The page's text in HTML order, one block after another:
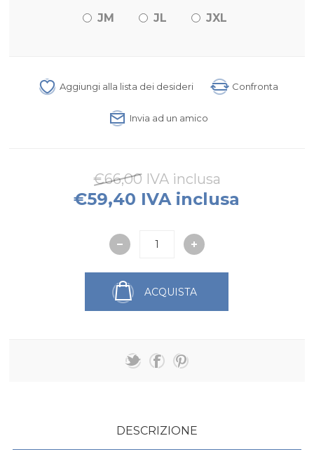
JM JL JXL
Aggiungi alla lista dei desideri Confronta
Invia ad un amico
€66,00 IVA inclusa
€59,40 IVA inclusa
ACQUISTA
DESCRIZIONE